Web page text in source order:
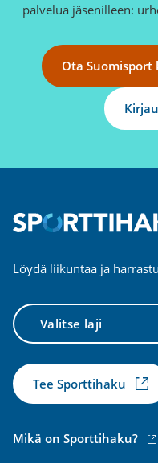
palvelua jäsenilleen:
Ota
Löydä liikuntaa ja
Valitse
laji
Tee Sporttihaku
Mikä on Sporttihaku?